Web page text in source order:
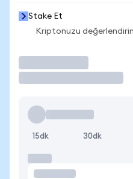
Stake Et
Kriptonuzu
15dk 30dk